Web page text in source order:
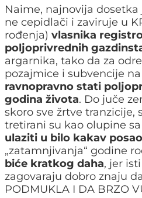
Naime, najnovija
ne cepidlači i zaviruje u
rođenja) vlasnika
poljoprivrednih
argarnika, tako da za
pozajmice i subvencije
ravnopravno stati
godina života. Do juče
skoro sve žrtve tranzicije,
tretirani su kao olupine
ulaziti u bilo kakav posao
„zatamnjivanja“ godine
biće kratkog daha, jer
zagovaraju dobro znaju da
PODMUKLA I DA BRZO